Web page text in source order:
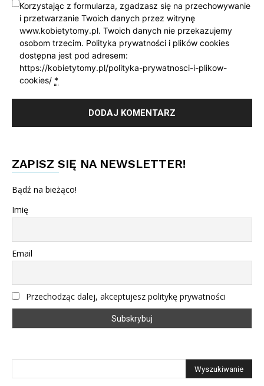
Korzystając z formularza, zgadzasz się na przechowywanie
i przetwarzanie Twoich danych przez witrynę
www.kobietytomy.pl. Twoich danych nie przekazujemy
osobom trzecim. Polityka prywatności i plików cookies
dostępna jest pod adresem:
https://kobietytomy.pl/polityka-prywatnosci-i-plikow-
cookies/ *
ZAPISZ SIĘ NA NEWSLETTER!
Bądź na bieżąco!
Imię
Email
Przechodząc dalej, akceptujesz politykę prywatności